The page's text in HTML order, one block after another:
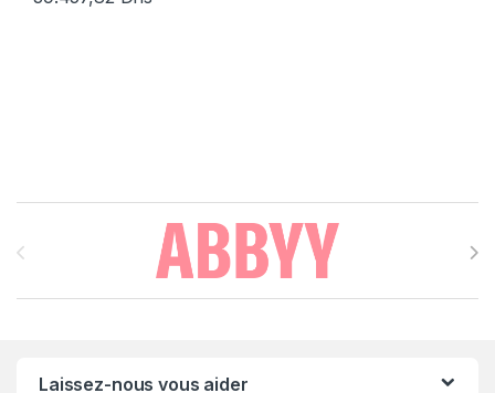
Brands Carousel
Laissez-nous vous aider